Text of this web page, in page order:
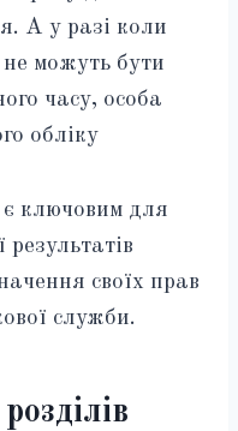
А у разі коли
можуть бути
часу, особа
обліку
є ключовим для
результатів
своїх прав
служби.